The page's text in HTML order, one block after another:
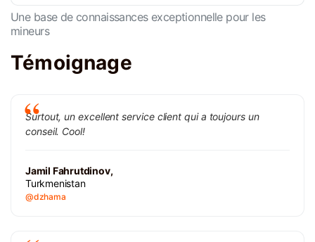
Une base de connaissances exceptionnelle pour les
mineurs
Témoignage
Surtout, un excellent service client qui a toujours un
conseil. Cool!
Jamil Fahrutdinov,
Turkmenistan
@dzhama